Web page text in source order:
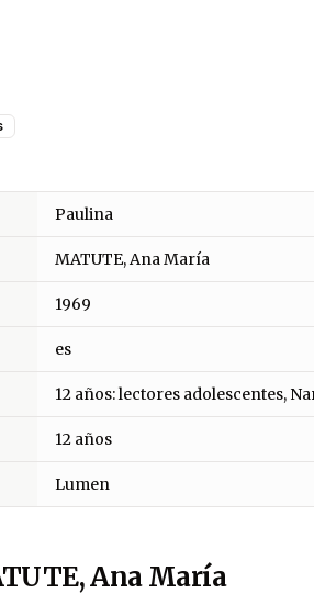
Paulina
MATUTE, Ana María
1969
es
12 años: lectores adolescentes,
12 años
Lumen
Ana María